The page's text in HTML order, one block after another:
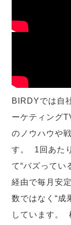
BIRDYでは自
ーケティング
のノウハウや
す。 1回あた
て“バズってい
経由で毎月安
数ではなく“成
しています。